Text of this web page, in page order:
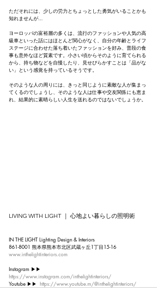
ただそれには、少しの労力とちょっとした勇気がいることかも
知れませんが...
ヨーロッパの富裕層の多くは、流行のファッションや人気の高
級車といった話にはほとんど関心がなく、自分の年齢とライフ
ステージに合わせた落ち着いたファッションを好み、普段の食
事も意外なほど質素です。小さい頃からそのように育てられる
から、持ち物などを自慢したり、見せびらかすことは「品がな
い」という感覚を持っているそうです。
そのような人の周りには、きっと同じように素敵な人が集まっ
てくるのでしょうし、そのような人は仕事や交友関係にも恵ま
れ、結果的に素晴らしい人生を送れるのではないでしょうか。
LIVING WITH LIGHT ｜ 心地よい暮らしの照明術
IN THE LIGHT Lighting Design & Interiors
861-8001 熊本県熊本市北区武蔵ヶ丘1丁目15-16
www.inthelightinteriors.com
Instagram ▶︎▶︎
https://www.instagram.com/inthelightinteriors/
Youtube ▶︎▶︎ https://www.youtube.m/@inthelightinteriors/